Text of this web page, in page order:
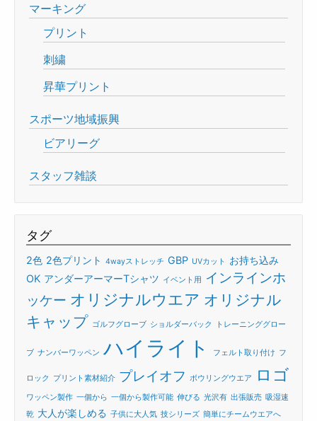
マーキング
プリント
刺繍
昇華プリント
スポーツ地域振興
ビアリーグ
スタッフ雑談
タグ
2色 2色プリント 4wayストレッチ GBP UVカット
お持ち込み
OK アンダーアーマーTシャツ イベント用
インラインホ
ッケー オリジナルウエア オリジナル
キャップ ゴルフグローブ ショルダーバック トレーニンググロー
ブ ナンバーワッペン ハイライト フェルト取り付け フ
ロック プリント素材紹介 プレイオフ ボウリングウエア ロゴ
ワッペン製作 一個から 一個から製作可能 伸びる 光沢有 出張販売 吸湿速
乾 大人が楽しめる 子供に大人気 技シリーズ 簡単にチームウエアへ